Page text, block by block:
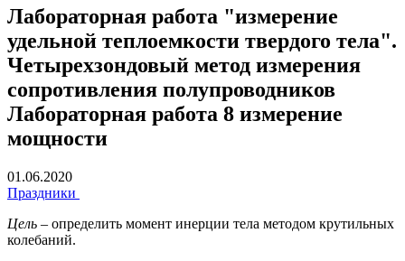
Лабораторная работа "измерение
удельной теплоемкости твердого тела".
Четырехзондовый метод измерения
сопротивления полупроводников
Лабораторная работа 8 измерение
мощности
01.06.2020
Праздники
Цель – определить момент инерции тела методом крутильных
колебаний.